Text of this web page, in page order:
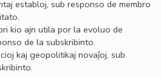
establoj, sub responso de membro
kio ajn utila por la evoluo de
de la subskribinto.
kaj geopolitikaj novaĵoj, sub